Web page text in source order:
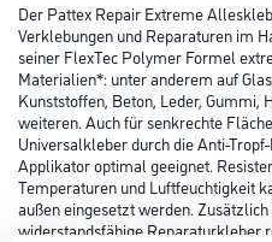
Der Pattex Repair Extreme
Verklebungen und Reparaturen im
seiner FlexTec Polymer Formel
Materialien*: unter anderem auf
Kunststoffen, Beton, Leder, Gummi,
weiteren. Auch für senkrechte
Universalkleber durch die Anti-
Applikator optimal geeignet.
Temperaturen und Luftfeuchtigkeit
außen eingesetzt werden.
widerstandsfähige Reparaturkleber